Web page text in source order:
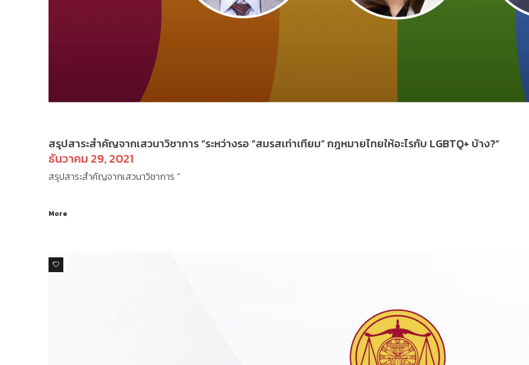
สรุปสาระสำคัญจากเสวนาวิชาการ “ระหว่างรอ “สมรสเท่าเทียม” กฎหมายไทยให้อะไรกับ LGBTQ+ บ้าง?”
ธันวาคม 29, 2021
สรุปสาระสำคัญจากเสวนาวิชาการ “
More
0